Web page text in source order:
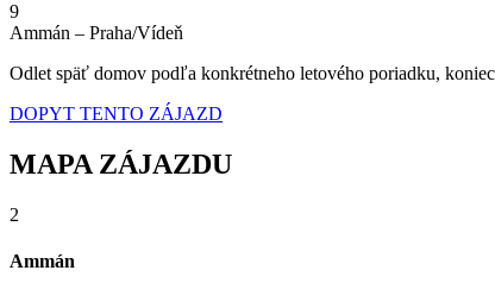
9
Ammán – Praha/Vídeň
Odlet späť domov podľa konkrétneho letového poriadku,
DOPYT TENTO ZÁJAZD
MAPA ZÁJAZDU
2
Ammán